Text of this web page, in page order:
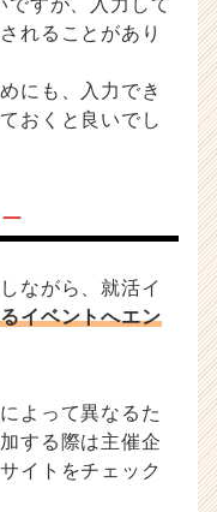
ですが、入力して
れることがあり
にも、入力でき
おくと良いでし
ながら、就活イ
イベントへエン
よって異なるた
する際は主催企
イトをチェック